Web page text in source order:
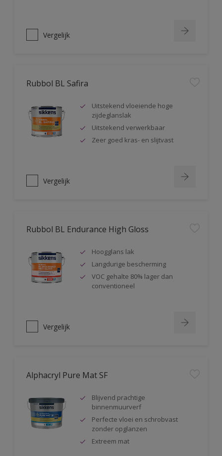
Vergelijk
Rubbol BL Safira
Uitstekend vloeiende hoge
zijdeglanslak
Uitstekend verwerkbaar
Zeer goed kras- en slijtvast
Vergelijk
Rubbol BL Endurance High Gloss
Hoogglans lak
Langdurige bescherming
VOC gehalte 80% lager dan
conventioneel
Vergelijk
Alphacryl Pure Mat SF
Blijvend prachtige
binnenmuurverf
Perfecte vloei en schrobvast
zonder opglanzen
Extreem mat